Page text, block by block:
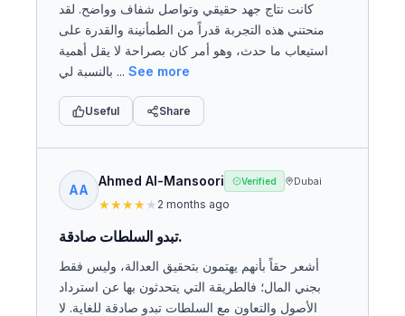
كانت نتاج جهد حقيقي وتواصل شفاف وواضح. لقد
منحتني هذه التجربة قدراً من الطمأنينة والقدرة على
استيعاب ما حدث، وهو أمر كان بصراحة لا يقل أهمية
بالنسبة لي ... See more
Useful Share
AA
Ahmed Al-Mansoori Verified Dubai
★★★★★ 2 months ago
تبدو السلطات صادقة.
أشعر حقاً بأنهم يهتمون بتحقيق العدالة، وليس فقط
بجني المال؛ فالطريقة التي يتحدثون بها عن استرداد
الأصول والتعاون مع السلطات تبدو صادقة للغاية. لا